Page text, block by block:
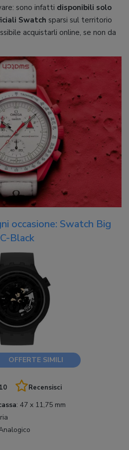
sono infatti disponibili solo
Swatch sparsi sul territorio
acquistarli online, se non da
occasione: Swatch Big
Black
OFFERTE SIMILI
Recensisci
: 47 x 11,75 mm